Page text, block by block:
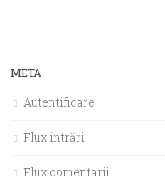
META
Autentificare
Flux intrări
Flux comentarii